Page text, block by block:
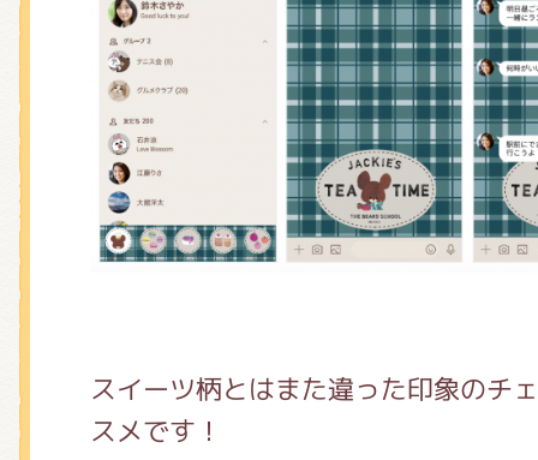
スイーツ柄とはまた違った印象のチ
スメです！